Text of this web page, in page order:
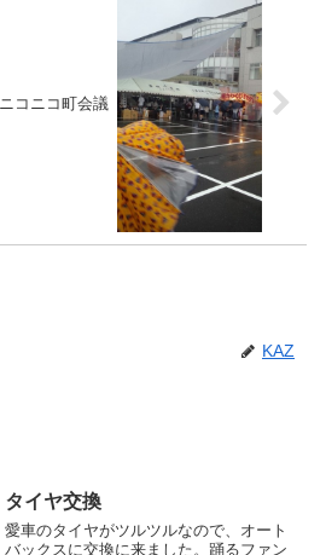
ニコニコ町会議
KAZ
タイヤ交換
愛車のタイヤがツルツルなので、オート
バックスに交換に来ました。踊るファン